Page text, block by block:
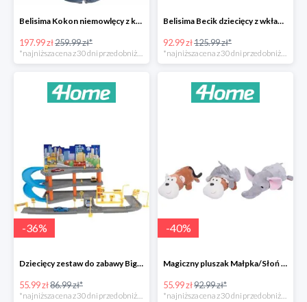
Belisima Kokon niemowlęcy z kołderką Angel Baby-23%
197.99 zł259.99 zł*
Belisima Becik dziecięcy z wkładem kokosowym Inteligentna sówka -26%
92.99 zł125.99 zł*
-36%
Dziecięcy zestaw do zabawy Big garage -36%
55.99 zł86.99 zł*
*najniższa cena z 30 dni przed obniżką
-40%
Magiczny pluszak Małpka/Słoń -40%
55.99 zł92.99 zł*
*najniższa cena z 30 dni przed obniżką